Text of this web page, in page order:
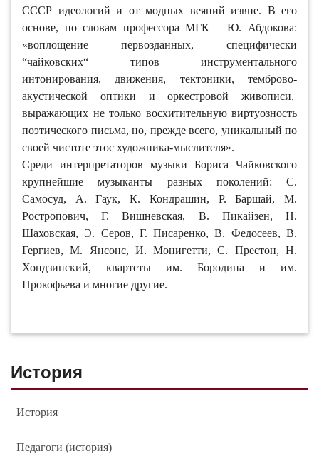
СССР идеологий и от модных веяний извне. В его
основе, по словам профессора МГК – Ю. Абдокова:
«воплощение первозданных, специфически
“чайковских“ типов инструментального
интонирования, движения, тектоники, темброво-
акустической оптики и оркестровой живописи,
выражающих не только восхитительную виртуозность
поэтического письма, но, прежде всего, уникальный по
своей чистоте этос художника-мыслителя».
Среди интерпретаторов музыки Бориса Чайковского
крупнейшие музыканты разных поколений: С.
Самосуд, А. Гаук, К. Кондрашин, Р. Баршай, М.
Ростропович, Г. Вишневская, В. Пикайзен, Н.
Шаховская, Э. Серов, Г. Писаренко, В. Федосеев, В.
Гергиев, М. Янсонс, И. Монигетти, С. Престон, Н.
Хондзинский, квартеты им. Бородина и им.
Прокофьева и многие другие.
История
История
Педагоги (история)